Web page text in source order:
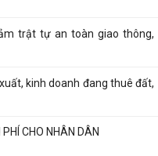
trật tự an toàn giao thông,
kinh doanh đang thuê đất,
CHO NHÂN DÂN